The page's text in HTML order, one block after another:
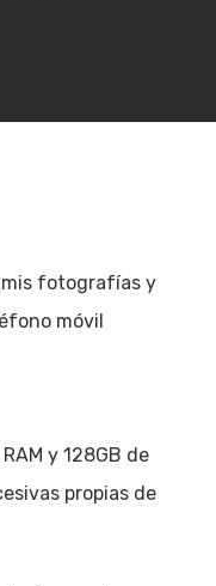
mis fotografías y
móvil
y 128GB de
propias de